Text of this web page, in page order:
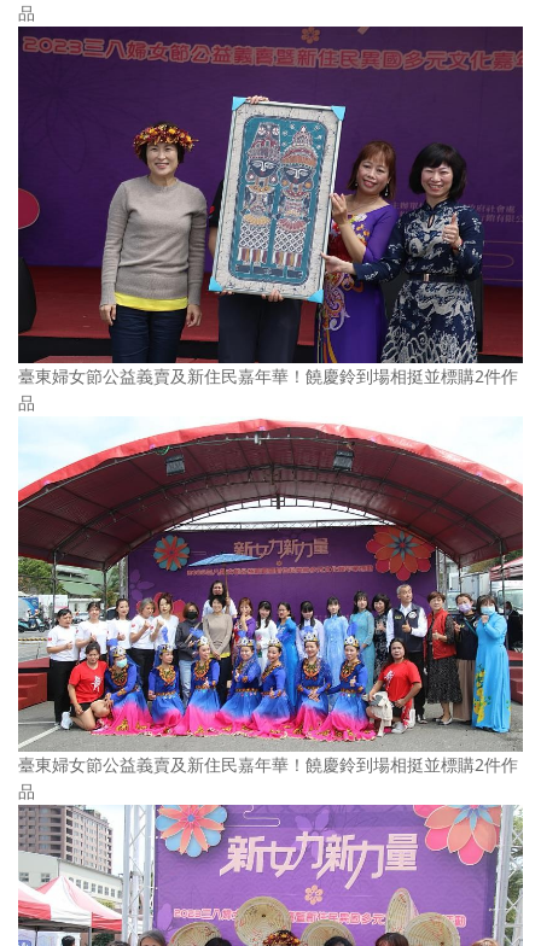
品
臺東婦女節公益義賣及新住民嘉年華！饒慶鈴到場相挺並標購2件作
品
臺東婦女節公益義賣及新住民嘉年華！饒慶鈴到場相挺並標購2件作
品